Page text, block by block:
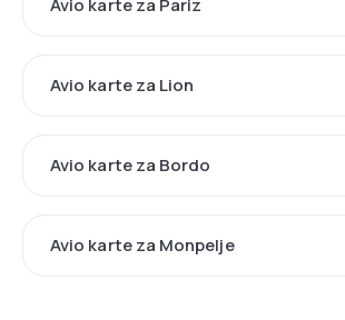
Avio karte za Pariz
Avio karte za Lion
Avio karte za Bordo
Avio karte za Monpelje